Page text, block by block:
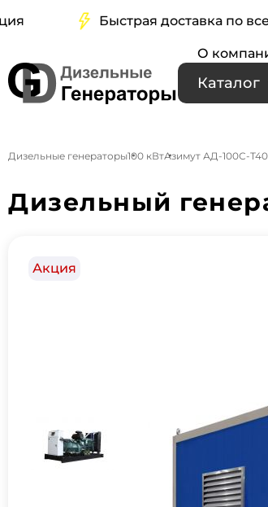
Быстрая доставка по всей
О
Каталог
Дизельные генераторы100 кВтАзимут АД-100С-
Дизельный
Акция